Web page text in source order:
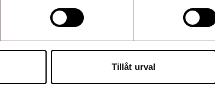
Tillåt urval